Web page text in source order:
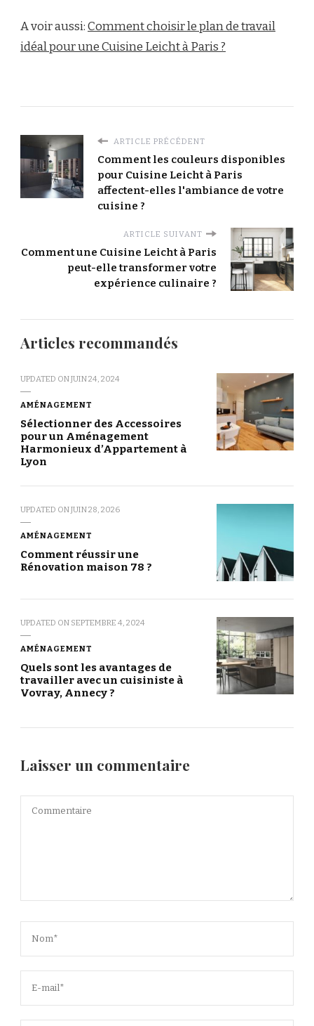
A voir aussi:Comment choisir le plan de travail
idéal pour une Cuisine Leicht à Paris ?
ARTICLE PRÉCÉDENT
Comment les couleurs disponibles
pour Cuisine Leicht à Paris
affectent-elles l'ambiance de votre
cuisine ?
ARTICLE SUIVANT
Comment une Cuisine Leicht à Paris
peut-elle transformer votre
expérience culinaire ?
Articles recommandés
UPDATED ONJUIN 24, 2024
AMÉNAGEMENT
Sélectionner des Accessoires
pour un Aménagement
Harmonieux d’Appartement à
Lyon
UPDATED ONJUIN 28, 2026
AMÉNAGEMENT
Comment réussir une
Rénovation maison 78 ?
UPDATED ON SEPTEMBRE 4, 2024
AMÉNAGEMENT
Quels sont les avantages de
travailler avec un cuisiniste à
Vovray, Annecy ?
Laisser un commentaire